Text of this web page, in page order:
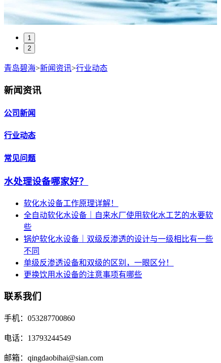
1
2
青岛碧海>新闻资讯>行业动态
新闻资讯
公司新闻
行业动态
常见问题
水处理设备哪家好？
软化水设备工作原理详解！
全自动软化水设备｜自来水厂使用软化水工艺的水要软
些
锅炉软化水设备｜双级反渗透的设计与一级相比有一些
不同
单级反渗透设备和双级的区别，一眼区分！
更换饮用水设备的注意事项有哪些
联系我们
手机：053287700860
电话：13793244549
邮箱：qingdaobihai@sian.com